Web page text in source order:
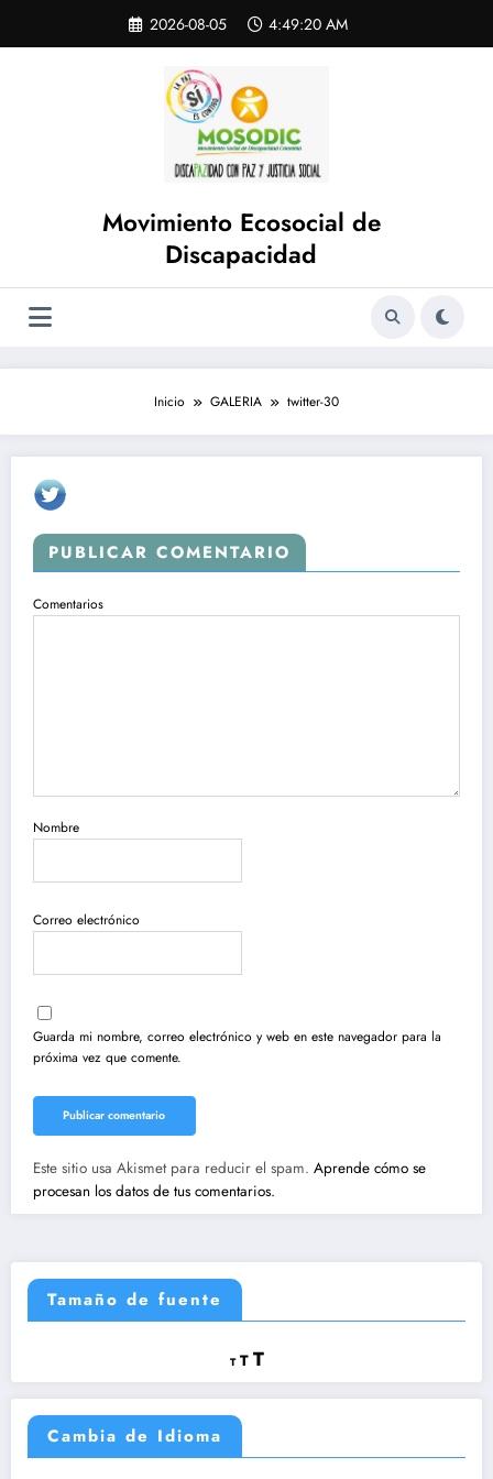
contenido
2026-08-05 4:49:20 AM
Movimiento Ecosocial de
Discapacidad
Inicio GALERIA twitter-30
PUBLICAR COMENTARIO
Comentarios
Nombre
Correo electrónico
Guarda mi nombre, correo electrónico y web en este navegador para la
próxima vez que comente.
Este sitio usa Akismet para reducir el spam. Aprende cómo se
procesan los datos de tus comentarios.
Tamaño de fuente
T
Reducir
tamaño
de
fuente.
TRestablecer
de
TAumentar
tamaño
fuente.
Cambia de Idioma